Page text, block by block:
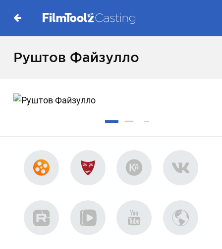
Руштов Файзулло